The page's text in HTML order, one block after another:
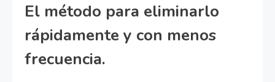
El método para eliminarlo
rápidamente y con menos
frecuencia.